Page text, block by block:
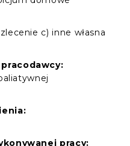
c) inne własna
pracy: